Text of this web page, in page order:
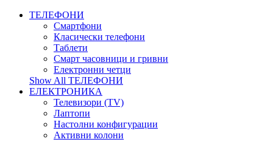
ТЕЛЕФОНИ
Смартфони
Класически телефони
Таблети
Смарт часовници и гривни
Електронни четци
Show All ТЕЛЕФОНИ
ЕЛЕКТРОНИКА
Телевизори (TV)
Лаптопи
Настолни конфигурации
Активни колони